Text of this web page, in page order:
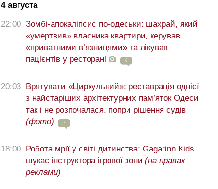
4 августа
22:00 Зомбі-апокаліпсис по-одеськи: шахрай, який
«умертвив» власника квартири, керував
«приватними в’язницями» та лікував
пацієнтів у ресторані
8
20:03
Врятувати «Циркульний»: реставрація однієї
з найстаріших архітектурних пам’яток Одеси
так і не розпочалася, попри рішення судів
(фото)
7
18:00
Робота мрії у світі дитинства: Gagarinn Kids
шукає інструктора ігрової зони (на правах
реклами)